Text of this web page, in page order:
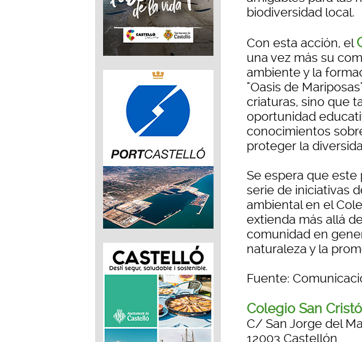
biodiversidad local.
Con esta acción, el
una vez más su
ambiente y la
"Oasis de
criaturas, sino que
oportunidad
conocimientos
proteger la
Se espera que
serie de iniciativas
ambiental en el
extienda más allá
comunidad en
naturaleza y la
Fuente:
Colegio San
C/ San Jorge del
12003 Castellón